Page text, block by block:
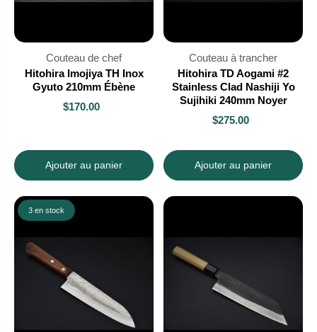
Couteau de chef
Hitohira Imojiya TH Inox
Gyuto 210mm Ébène
$170.00
Ajouter au panier
Couteau à trancher
Hitohira TD Aogami #2
Stainless Clad Nashiji Yo
Sujihiki 240mm Noyer
$275.00
Ajouter au panier
3 en stock